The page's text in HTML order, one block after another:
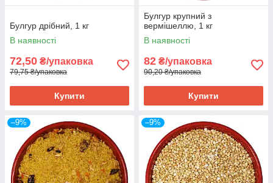
Булгур дрібний, 1 кг
В наявності
72,50 ₴/упаковка
79,75 ₴/упаковка
Купити
Булгур крупний з
вермішеллю, 1 кг
В наявності
82 ₴/упаковка
90,20 ₴/упаковка
Купити
–9% –9%